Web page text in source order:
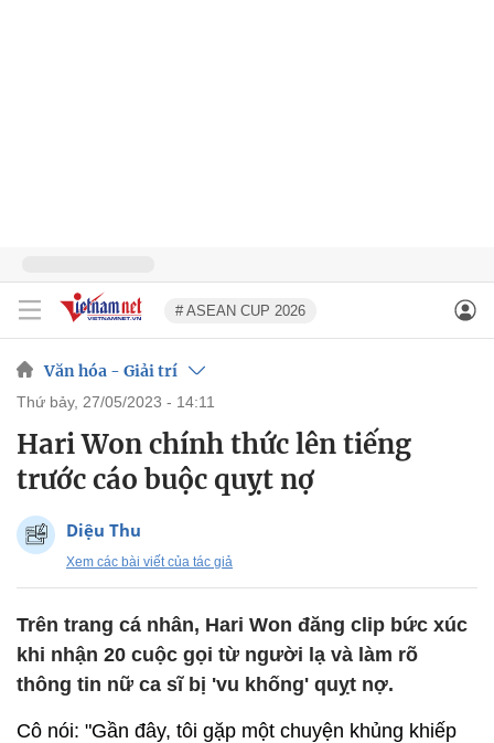
# ASEAN CUP 2026
Văn hóa - Giải trí
thứ bảy, 27/05/2023 - 14:11
Hari Won chính thức lên tiếng
trước cáo buộc quỵt nợ
Diệu Thu
Xem các bài viết của tác giả
Trên trang cá nhân, Hari Won đăng clip bức xúc
khi nhận 20 cuộc gọi từ người lạ và làm rõ
thông tin nữ ca sĩ bị 'vu khống' quỵt nợ.
Cô nói: "Gần đây, tôi gặp một chuyện khủng khiếp